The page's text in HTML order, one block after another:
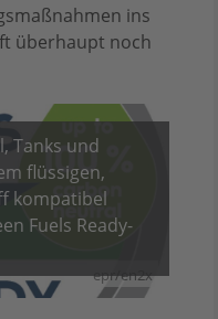
ins
überhaupt noch
epr/en2x
Tanks und
flüssigen,
kompatibel
Fuels Ready-